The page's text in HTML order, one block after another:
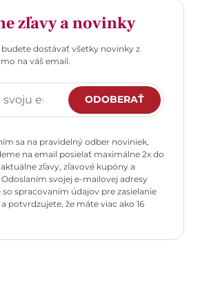
zľavy a novinky
budete dostávať všetky novinky z
na váš email.
ODOBERAŤ
sa na pravidelný odber noviniek,
na email posielať maximálne 2x do
zľavy, zľavové kupóny a
svojej e-mailovej adresy
so spracovaním údajov pre zasielanie
potvrdzujete, že máte viac ako 16